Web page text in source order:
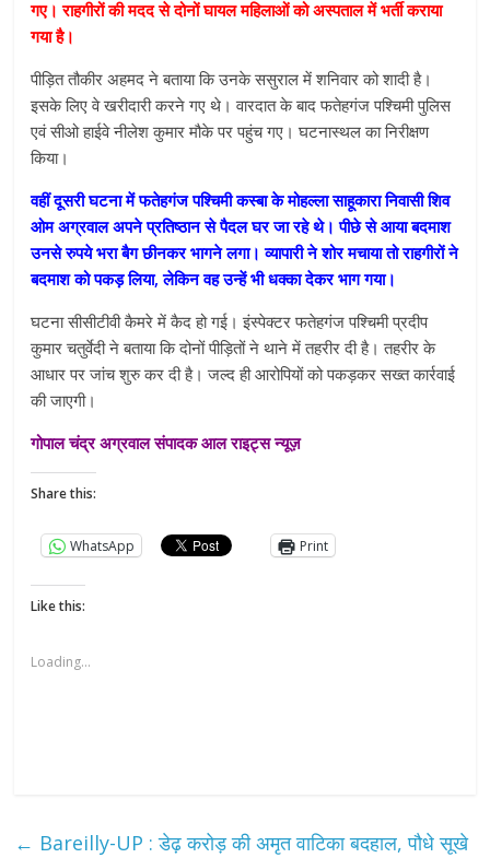
गए। राहगीरों की मदद से दोनों घायल महिलाओं को अस्पताल में भर्ती कराया
गया है।
पीड़ित तौकीर अहमद ने बताया कि उनके ससुराल में शनिवार को शादी है।
इसके लिए वे खरीदारी करने गए थे। वारदात के बाद फतेहगंज पश्चिमी पुलिस
एवं सीओ हाईवे नीलेश कुमार मौके पर पहुंच गए। घटनास्थल का निरीक्षण
किया।
वहीं दूसरी घटना में फतेहगंज पश्चिमी कस्बा के मोहल्ला साहूकारा निवासी शिव
ओम अग्रवाल अपने प्रतिष्ठान से पैदल घर जा रहे थे। पीछे से आया बदमाश
उनसे रुपये भरा बैग छीनकर भागने लगा। व्यापारी ने शोर मचाया तो राहगीरों ने
बदमाश को पकड़ लिया, लेकिन वह उन्हें भी धक्का देकर भाग गया।
घटना सीसीटीवी कैमरे में कैद हो गई। इंस्पेक्टर फतेहगंज पश्चिमी प्रदीप
कुमार चतुर्वेदी ने बताया कि दोनों पीड़ितों ने थाने में तहरीर दी है। तहरीर के
आधार पर जांच शुरु कर दी है। जल्द ही आरोपियों को पकड़कर सख्त कार्रवाई
की जाएगी।
गोपाल चंद्र अग्रवाल संपादक आल राइट्स न्यूज़
Share this:
WhatsApp Print
Like this:
Loading...
← Bareilly-UP : डेढ़ करोड़ की अमृत वाटिका बदहाल, पौधे सूखे